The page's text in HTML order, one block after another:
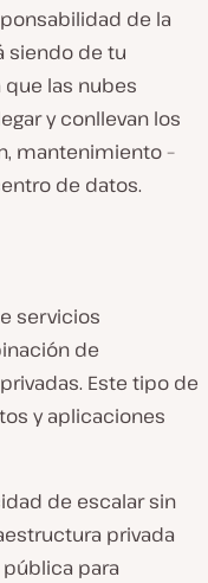
de la
siendo de tu
que las nubes
y conllevan los
mantenimiento –
de datos.
servicios
de
Este tipo de
y aplicaciones
de escalar sin
privada
para